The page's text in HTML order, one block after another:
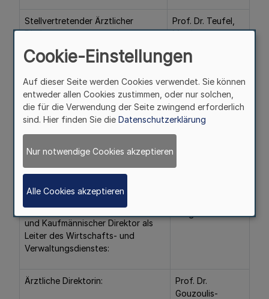
Stellvertretender Ärztlicher
Direktor:
Prof. Dr. Teufel,
Martin
Stellvertretender Pflegedirektor:
Schumacher,
Klaus
Mitglieder des Klinikvorstandes der LVR-Klinik Köln
sind:
und Kaufmännischer Direktor als
Leiter des Wirtschafts- und
Verwaltungsdienstes:
Ärztliche Direktorin:
Prof. Dr.
Gouzoulis-
Cookie-Einstellungen
Auf dieser Seite werden Cookies verwendet. Sie können
entweder allen Cookies zustimmen, oder nur solchen,
die für die Verwendung der Seite zwingend erforderlich
sind. Hier finden Sie die Datenschutzerklärung
Nur notwendige Cookies akzeptieren
Alle Cookies akzeptieren